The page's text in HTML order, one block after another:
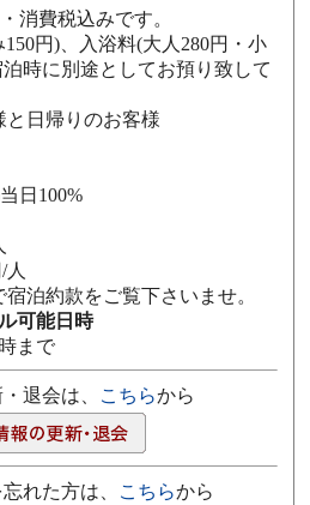
消費税込みです。
円)、入浴料(大人280円・小
泊時に別途としてお預り致して
日帰りのお客様
日100%
人
泊約款をご覧下さいませ。
可能日時
まで
退会は、 こちらから
れた方は、 こちらから